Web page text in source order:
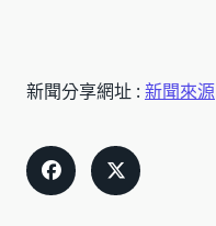
新聞分享網址 : 新聞來源